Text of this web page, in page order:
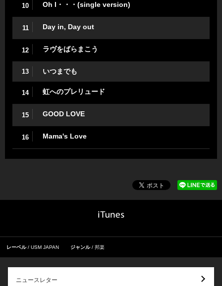
10 Oh I・・・(single version)
11 Day in, Day out
12 ラヴをばらまこう
13 いつまでも
14 虹へのプレリュード
15 GOOD LOVE
16 Mama's Love
レーベル USM JAPAN ジャンル 邦楽
ニュースレター